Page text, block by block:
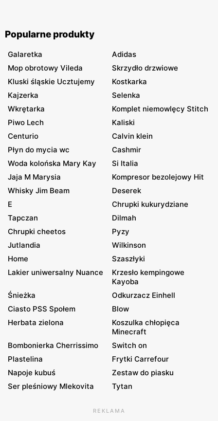
Popularne produkty
Galaretka
Adidas
Mop obrotowy Vileda
Skrzydło drzwiowe
Kluski śląskie Ucztujemy
Kostkarka
Kajzerka
Selenka
Wkrętarka
Komplet niemowlęcy Stitch
Piwo Lech
Kaliski
Centurio
Calvin klein
Płyn do mycia wc
Cashmir
Woda kolońska Mary Kay
Si Italia
Jaja M Marysia
Kompresor bezolejowy Hit
Whisky Jim Beam
Deserek
E
Chrupki kukurydziane
Tapczan
Dilmah
Chrupki cheetos
Pyzy
Jutlandia
Wilkinson
Home
Szaszłyki
Lakier uniwersalny Nuance
Krzesło kempingowe
Kayoba
Śnieżka
Odkurzacz Einhell
Ciasto PSS Społem
Blow
Herbata zielona
Koszulka chłopięca
Minecraft
Bombonierka Cherrissimo
Switch on
Plastelina
Frytki Carrefour
Napoje kubuś
Zestaw do piasku
Ser pleśniowy Mlekovita
Tytan
REKLAMA